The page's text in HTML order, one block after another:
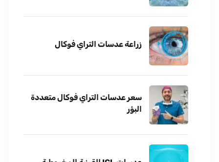
زراعة عدسات التراي فوكال
سعر عدسات التراي فوكال متعددة
البؤر